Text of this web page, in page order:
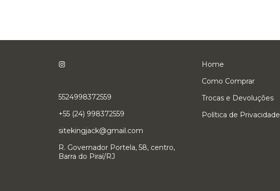
5524998372559
+55 (24) 998372559
sitekingjack@gmail.com
R. Governador Portela, 58, centro,
Barra do Piraí/RJ
Home
Como Comprar
Trocas e Devoluções
Política de Privacidade